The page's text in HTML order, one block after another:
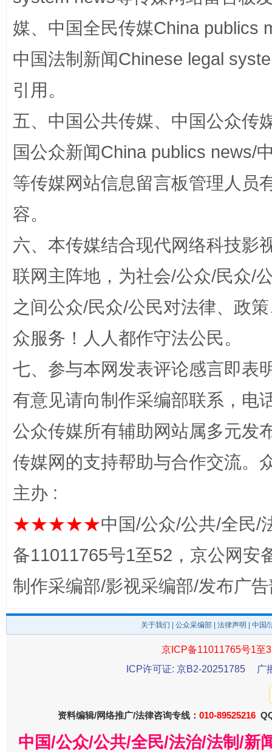
“蜀中异人”王建安的艺术幻境
东山县通报“牛蛙产品抗生素超标问题” 法
千年窑火 生生不息 一
媒、中国全民传媒China publics
中国法制新闻Chinese legal
引用。
五、中国公共传媒、中国公众传
国公众新闻China publics news/
等传媒网站信息留言板管理人员
容。
六、本传媒结合现代网络科技影
联网主阵地，为社会/公众/民众/
之间公众/民众/公民对法律、政
众服务！人人都作守法公民。
七、参与本网发表评论感言即表
有意见请向制作采编部联系，电
公众传媒所有辅助网站属多元发
传媒网的支持帮助与合作交流。
主办 :
★★★★★中国/公众/公共/全民/
备11011765号1至52，京公网安
制作采编部/影视采编部/发布广
关于我们 公众采编部 法律声明 | 中国
京ICP备11011765号1至
ICP许可证: 京B2-20251785
广
资料编辑/网络推广/法律咨询专线： 010-89525216
中国/公众/公共/全民/法治/法制/新